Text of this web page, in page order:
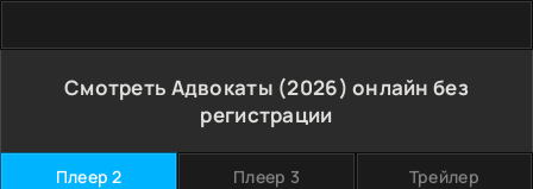
Смотреть Адвокаты (2026) онлайн без
регистрации
Плеер 2 Плеер 3 Трейлер